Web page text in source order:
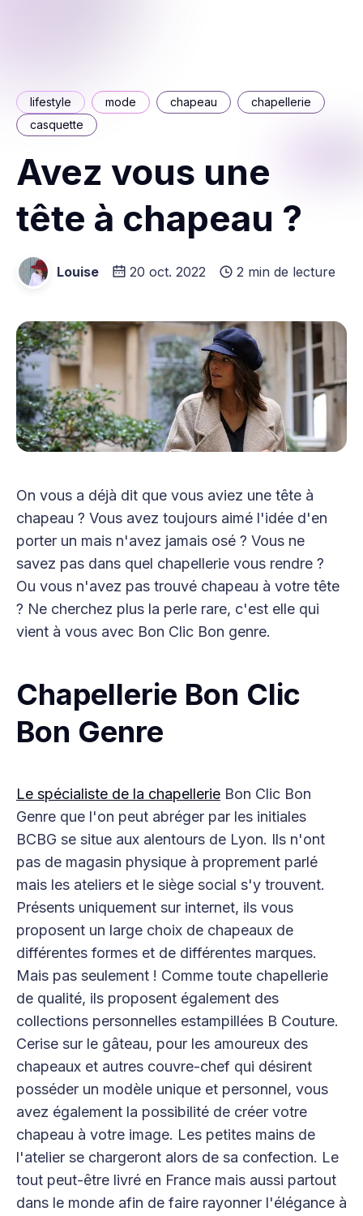
lifestyle mode chapeau
chapellerie
casquette
Avez vous une
tête à chapeau ?
Louise 20 oct. 2022 2 min de lecture
On vous a déjà dit que vous aviez une tête à
chapeau ? Vous avez toujours aimé l'idée d'en
porter un mais n'avez jamais osé ? Vous ne
savez pas dans quel chapellerie vous rendre ?
Ou vous n'avez pas trouvé chapeau à votre tête
? Ne cherchez plus la perle rare, c'est elle qui
vient à vous avec Bon Clic Bon genre.
Chapellerie Bon Clic
Bon Genre
Le spécialiste de la chapellerie Bon Clic Bon
Genre que l'on peut abréger par les initiales
BCBG se situe aux alentours de Lyon. Ils n'ont
pas de magasin physique à proprement parlé
mais les ateliers et le siège social s'y trouvent.
Présents uniquement sur internet, ils vous
proposent un large choix de chapeaux de
différentes formes et de différentes marques.
Mais pas seulement ! Comme toute chapellerie
de qualité, ils proposent également des
collections personnelles estampillées B Couture.
Cerise sur le gâteau, pour les amoureux des
chapeaux et autres couvre-chef qui désirent
posséder un modèle unique et personnel, vous
avez également la possibilité de créer votre
chapeau à votre image. Les petites mains de
l'atelier se chargeront alors de sa confection. Le
tout peut-être livré en France mais aussi partout
dans le monde afin de faire rayonner l'élégance à